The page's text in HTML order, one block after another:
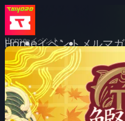
Homeイベントメルマガ
Home イベント